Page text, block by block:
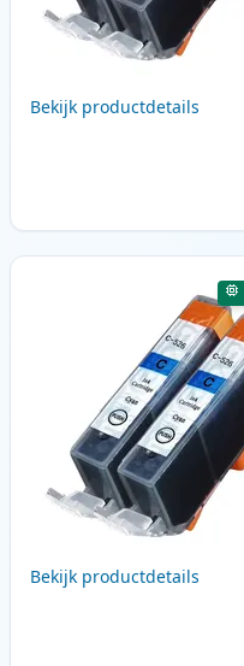
Bekijk productdetails
Bekijk productdetails